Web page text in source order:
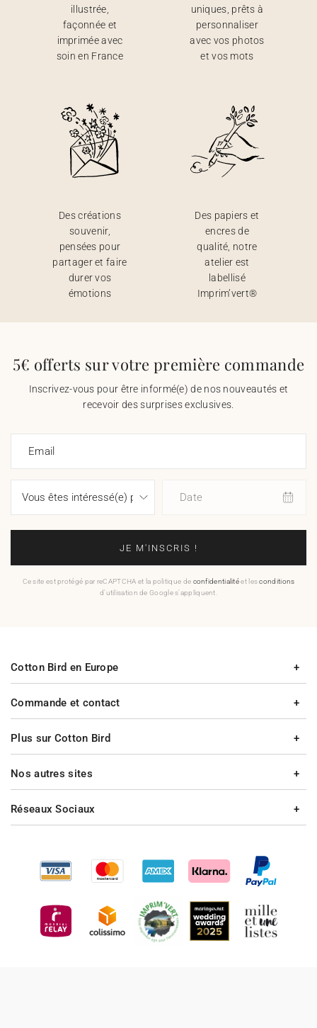
illustrée,
façonnée et
imprimée avec
soin en France
uniques, prêts à
personnaliser
avec vos photos
et vos mots
Des créations
souvenir,
pensées pour
partager et faire
durer vos
émotions
Des papiers et
encres de
qualité, notre
atelier est
labellisé
Imprim’vert®
5€ offerts sur votre première commande
Inscrivez-vous pour être informé(e) de nos nouveautés et
recevoir des surprises exclusives.
Email
Date
JE M'INSCRIS !
Ce site est protégé par reCAPTCHA et la politique de confidentialitéet lesconditions
d'utilisation de Google s'appliquent.
Commande et contact
Plus sur Cotton Bird
Cotton Bird en Europe
Nos autres sites
Réseaux Sociaux